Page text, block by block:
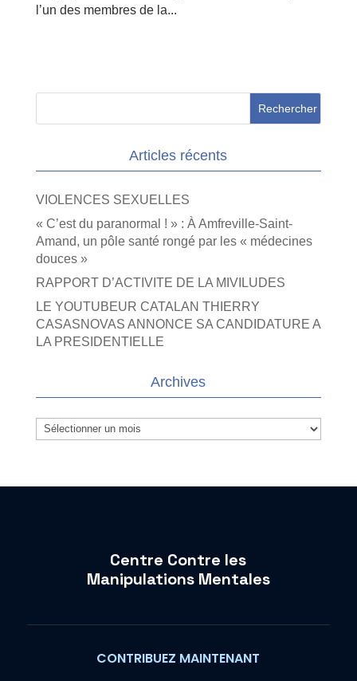
l’un des membres de la...
Articles récents
VIOLENCES SEXUELLES
« C’est du paranormal ! » : À Amfreville-Saint-
Amand, un pôle santé rongé par les « médecines
douces »
RAPPORT D’ACTIVITE DE LA MIVILUDES
LE YOUTUBEUR CATALAN THIERRY
CASASNOVAS ANNONCE SA CANDIDATURE A
LA PRESIDENTIELLE
Archives
Archives
Centre Contre les
Manipulations Mentales
CONTRIBUEZ MAINTENANT